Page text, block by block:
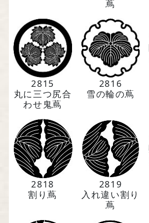
蔦
2815
丸に三つ尻合
わせ鬼蔦
2816
雪の輪の蔦
2818
割り蔦
2819
入れ違い割り
蔦